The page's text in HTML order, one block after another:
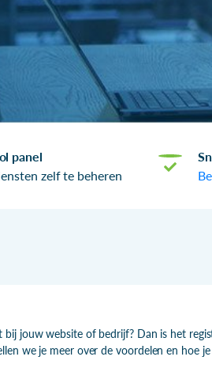
panel
zelf te beheren
jouw website of bedrijf? Dan is het
we je meer over de voordelen en hoe